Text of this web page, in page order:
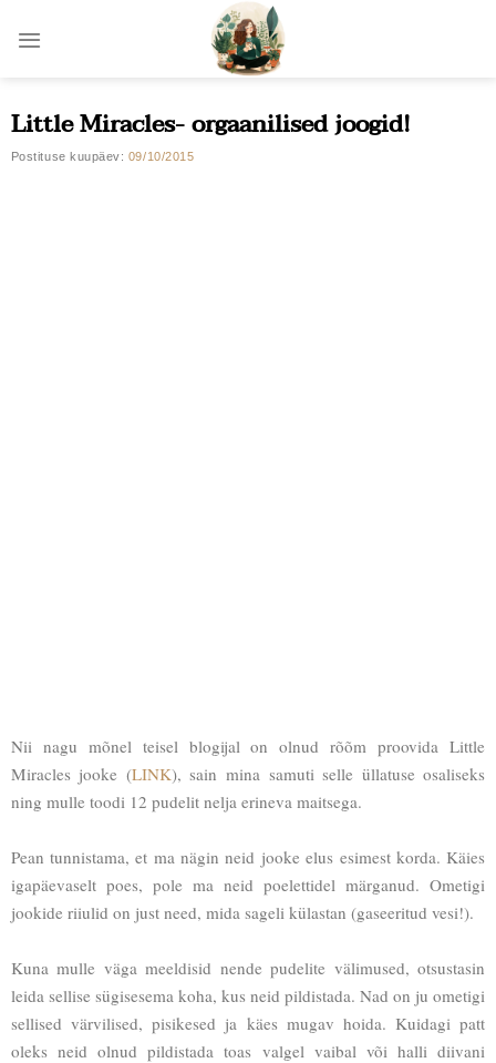
Little Miracles- orgaanilised joogid!
Postituse kuupäev: 09/10/2015
Nii nagu mõnel teisel blogijal on olnud rõõm proovida Little
Miracles jooke (LINK), sain mina samuti selle üllatuse osaliseks
ning mulle toodi 12 pudelit nelja erineva maitsega.
Pean tunnistama, et ma nägin neid jooke elus esimest korda. Käies
igapäevaselt poes, pole ma neid poelettidel märganud. Ometigi
jookide riiulid on just need, mida sageli külastan (gaseeritud vesi!).
Kuna mulle väga meeldisid nende pudelite välimused, otsustasin
leida sellise sügisesema koha, kus neid pildistada. Nad on ju ometigi
sellised värvilised, pisikesed ja käes mugav hoida. Kuidagi patt
oleks neid olnud pildistada toas valgel vaibal või halli diivani